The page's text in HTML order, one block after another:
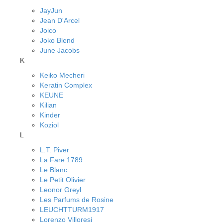
JayJun
Jean D'Arcel
Joico
Joko Blend
June Jacobs
K
Keiko Mecheri
Keratin Complex
KEUNE
Kilian
Kinder
Koziol
L
L.T. Piver
La Fare 1789
Le Blanc
Le Petit Olivier
Leonor Greyl
Les Parfums de Rosine
LEUCHTTURM1917
Lorenzo Villoresi